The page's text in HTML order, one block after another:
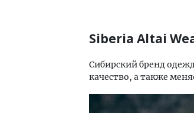
Siberia Altai
Сибирский бренд
качество, а также